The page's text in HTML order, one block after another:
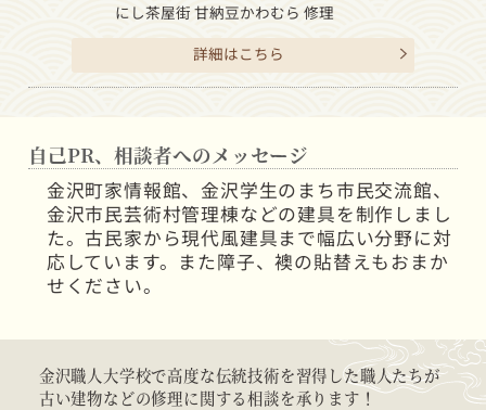
にし茶屋街 甘納豆かわむら 修理
詳細はこちら
自己PR、相談者へのメッセージ
金沢町家情報館、金沢学生のまち市民交流館、
金沢市民芸術村管理棟などの建具を制作しまし
た。古民家から現代風建具まで幅広い分野に対
応しています。また障子、襖の貼替えもおまか
せください。
金沢職人大学校で高度な伝統技術を習得した職人たちが
古い建物などの修理に関する相談を承ります！